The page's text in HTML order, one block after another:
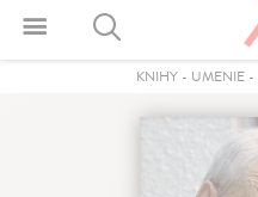
KNIHY- UMENIE-